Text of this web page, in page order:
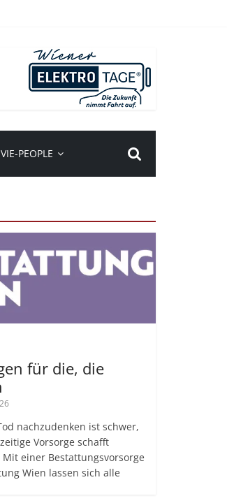
VIE-PEOPLE
für die, die
nachzudenken ist schwer,
Vorsorge schafft
einer Bestattungsvorsorge
Wien lassen sich alle